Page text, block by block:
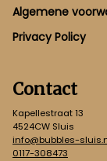
Footer
Algemene
Privacy Policy
Contact
Kapellestraat 13
4524CW Sluis
info@bubbles-
0117-308473